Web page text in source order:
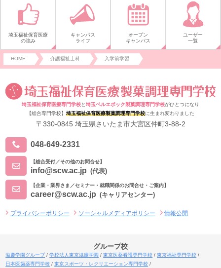
埼玉福祉保育医療
の強み
キャンパス
ライフ
オープン
キャンパス
ユーザー
一覧
HOME 介護福祉士科 入学前学習
埼玉福祉保育医療専門学校と埼玉ベルエポック製菓調理専門学校がひとつになり
【総合専門学校】 埼玉福祉保育医療製菓調理専門学校に生まれ変わりました
〒330-0845 埼玉県さいたま市大宮区仲町3-88-2
048-649-2331
【総合受付／その他のお問合せ】
info@scw.ac.jp (代表)
【企業・業界さま／セミナー・就職関係のお問合せ・ご案内】
career@scw.ac.jp (キャリアセンター)
プライバシーポリシー ソーシャルメディアポリシー 情報公開
グループ校
滋慶学園グループ 学校法人東京滋慶学園 東京医薬看護専門学校
東京福祉専門学校
日本医歯薬専門学校
東京スポーツ・レクリエーション専門学校